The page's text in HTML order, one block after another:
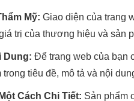
Mỹ: Giao diện của trang
trị của thương hiệu và sản
Dung: Để trang web của bạn
trong tiêu đề, mô tả và nội
Cách Chi Tiết: Sản phẩm